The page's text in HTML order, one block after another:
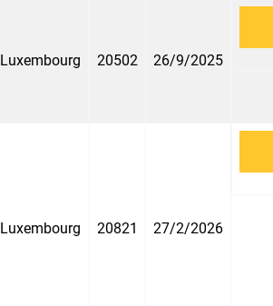
Luxembourg 20502 26/9/2025
Luxembourg 20821 27/2/2026